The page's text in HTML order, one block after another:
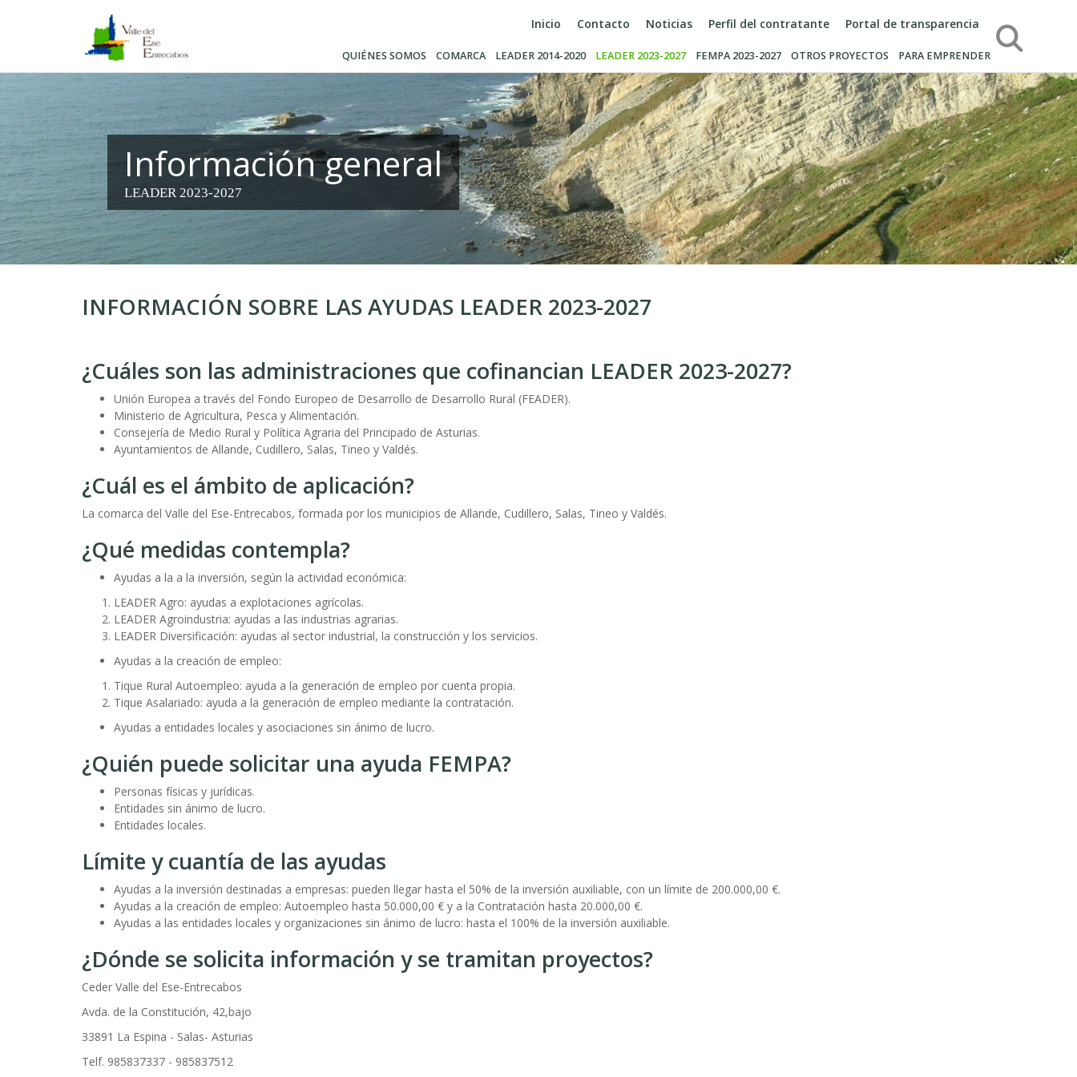
Inicio Contacto Noticias Perfil del contratante Portal de transparencia
QUIÉNES SOMOS COMARCA LEADER 2014-2020 LEADER 2023-2027 FEMPA 2023-2027 OTROS PROYECTOS PARA EMPRENDER
Búsqueda
Información general
LEADER 2023-2027
INFORMACIÓN SOBRE LAS AYUDAS LEADER 2023-2027
¿Cuáles son las administraciones que cofinancian LEADER 2023-2027?
Unión Europea a través del Fondo Europeo de Desarrollo de Desarrollo Rural (FEADER).
Ministerio de Agricultura, Pesca y Alimentación.
Consejería de Medio Rural y Política Agraria del Principado de Asturias.
Ayuntamientos de Allande, Cudillero, Salas, Tineo y Valdés.
¿Cuál es el ámbito de aplicación?
La comarca del Valle del Ese-Entrecabos, formada por los municipios de Allande, Cudillero, Salas, Tineo y Valdés.
¿Qué medidas contempla?
Ayudas a la a la inversión, según la actividad económica:
LEADER Agro: ayudas a explotaciones agrícolas.
LEADER Agroindustria: ayudas a las industrias agrarias.
LEADER Diversificación: ayudas al sector industrial, la construcción y los servicios.
Ayudas a la creación de empleo:
Tique Rural Autoempleo: ayuda a la generación de empleo por cuenta propia.
Tique Asalariado: ayuda a la generación de empleo mediante la contratación.
Ayudas a entidades locales y asociaciones sin ánimo de lucro.
¿Quién puede solicitar una ayuda FEMPA?
Personas físicas y jurídicas.
Entidades sin ánimo de lucro.
Entidades locales.
Límite y cuantía de las ayudas
Ayudas a la inversión destinadas a empresas: pueden llegar hasta el 50% de la inversión auxiliable, con un límite de 200.000,00 €.
Ayudas a la creación de empleo: Autoempleo hasta 50.000,00 € y a la Contratación hasta 20.000,00 €.
Ayudas a las entidades locales y organizaciones sin ánimo de lucro: hasta el 100% de la inversión auxiliable.
¿Dónde se solicita información y se tramitan proyectos?
Ceder Valle del Ese-Entrecabos
Avda. de la Constitución, 42,bajo
33891 La Espina - Salas- Asturias
Telf. 985837337 - 985837512